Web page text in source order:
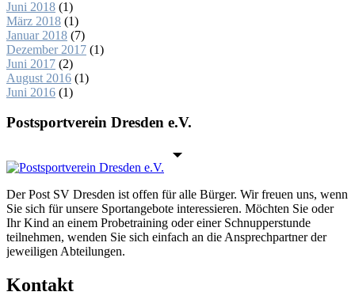
Juni 2018 (1)
März 2018 (1)
Januar 2018 (7)
Dezember 2017 (1)
Juni 2017 (2)
August 2016 (1)
Juni 2016 (1)
Postsportverein Dresden e.V.
Der Post SV Dresden ist offen für alle Bürger. Wir freuen uns, wenn
Sie sich für unsere Sportangebote interessieren. Möchten Sie oder
Ihr Kind an einem Probetraining oder einer Schnupperstunde
teilnehmen, wenden Sie sich einfach an die Ansprechpartner der
jeweiligen Abteilungen.
Kontakt